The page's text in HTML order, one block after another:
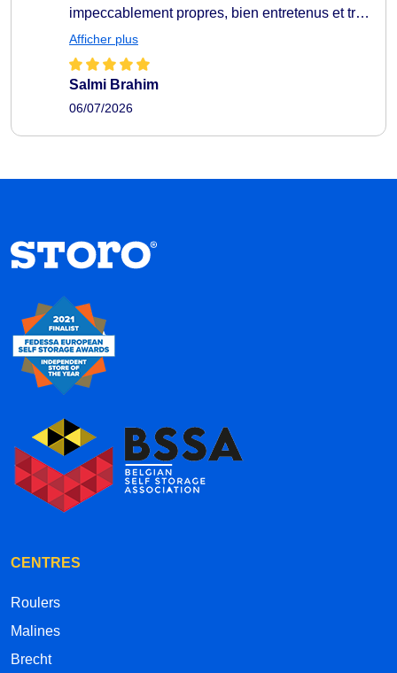
impeccablement propres, bien entretenus et très
facilement accessibles. Tout est pensé pour
rendre le stockage pratique et agréable. Je
recommande vivement !
Afficher plus
Salmi Brahim
06/07/2026
CENTRES
Roulers
Malines
Brecht